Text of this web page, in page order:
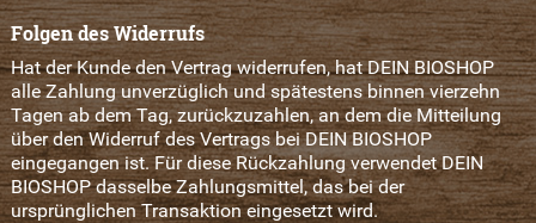
Folgen des Widerrufs
Hat der Kunde den Vertrag widerrufen, hat DEIN BIOSHOP
alle Zahlung unverzüglich und spätestens binnen vierzehn
Tagen ab dem Tag, zurückzuzahlen, an dem die Mitteilung
über den Widerruf des Vertrags bei DEIN BIOSHOP
eingegangen ist. Für diese Rückzahlung verwendet DEIN
BIOSHOP dasselbe Zahlungsmittel, das bei der
ursprünglichen Transaktion eingesetzt wird.